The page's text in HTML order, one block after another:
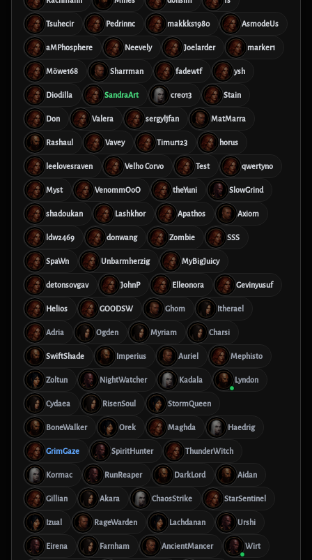
Tsuhecir Pedrinnc makkks1980 AsmodeUs
aMPhosphere Neevely Joelarder marker1
Möwe168 Sharrman fadewtf ysh
Diodilla SandraArt creo13 Stain
Don Valera sergyljfan MatMarra
Rashaul Vavey Timur123 horus
leelovesraven Velho Corvo Test qwertyno
Myst VenommOoO theYuni SlowGrind
shadoukan Lashkhor Apathos Axiom
ldw2469 donwang Zombie SSS
SpaWn Unbarmherzig MyBigJuicy
detonsovgav JohnP Elleonora Gevinyusuf
Helios GOODSW Ghom Itherael
Adria Ogden Myriam Charsi
SwiftShade Imperius Auriel Mephisto
Zoltun NightWatcher Kadala Lyndon
Cydaea RisenSoul StormQueen
BoneWalker Orek Maghda Haedrig
GrimGaze SpiritHunter ThunderWitch
Kormac RunReaper DarkLord Aidan
Gillian Akara ChaosStrike StarSentinel
Izual RageWarden Lachdanan Urshi
Eirena Farnham AncientMancer Wirt